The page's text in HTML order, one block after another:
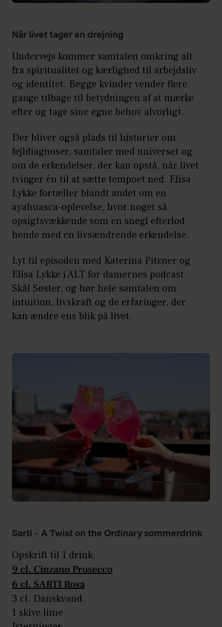
Når livet tager en drejning
Undervejs kommer samtalen omkring alt
fra spiritualitet og kærlighed til arbejdsliv
og identitet. Begge kvinder vender flere
gange tilbage til betydningen af at mærke
efter og tage sine egne behov alvorligt.
Der bliver også plads til historier om
fejldiagnoser, samtaler med universet og
om de erkendelser, der kan opstå, når livet
tvinger én til at sætte tempoet ned. Elisa
Lykke fortæller blandt andet om en
ayahuasca-oplevelse, hvor noget så
opsigtsvækkende som en snegl efterlod
hende med en livsændrende erkendelse.
Lyt til episoden med Katerina Pitzner og
Elisa Lykke i ALT for damernes podcast
Skål Søster, og hør hele samtalen om
intuition, livskraft og de erfaringer, der
kan ændre ens blik på livet.
Sarti – A Twist on the Ordinary sommerdrink
Opskrift til 1 drink:
9 cl. Cinzano Prosecco
6 cl. SARTI Rosa
3 cl. Danskvand
1 skive lime